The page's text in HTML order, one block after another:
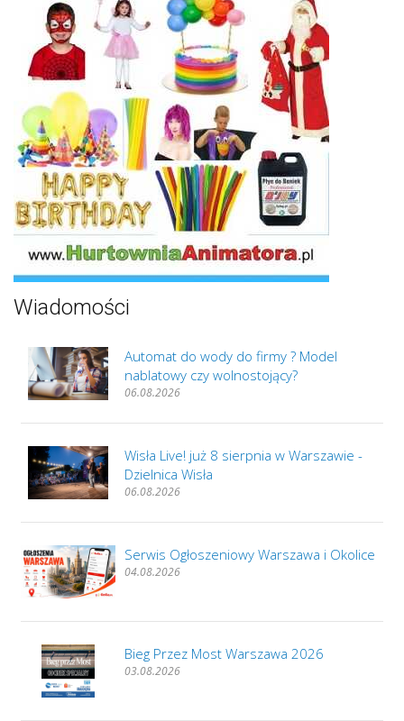
Wiadomości
Automat do wody do firmy ? Model
nablatowy czy wolnostojący?
06.08.2026
Wisła Live! już 8 sierpnia w Warszawie -
Dzielnica Wisła
06.08.2026
Serwis Ogłoszeniowy Warszawa i Okolice
04.08.2026
Bieg Przez Most Warszawa 2026
03.08.2026